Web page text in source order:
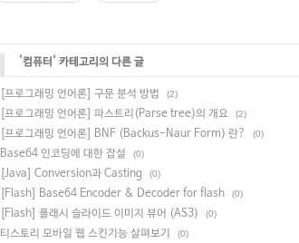
컴퓨터 ' 카테고리의 다른 글
[프로그래밍 언어론] 구문 분석 방법 (2)
[프로그래밍 언어론] 파스트리(Parse tree)의 개요 (2)
[프로그래밍 언어론] BNF (Backus-Naur Form) 란? (0)
Base64 인코딩에 대한 잡설 (0)
[Java] Conversion과 Casting (0)
[Flash] Base64 Encoder & Decoder for flash (0)
[Flash] 플래시 슬라이드 이미지 뷰어 (AS3) (0)
티스토리 모바일 웹 스킨기능 살펴보기 (0)